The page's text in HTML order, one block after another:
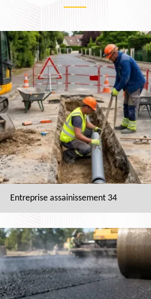
Entreprise assainissement 34